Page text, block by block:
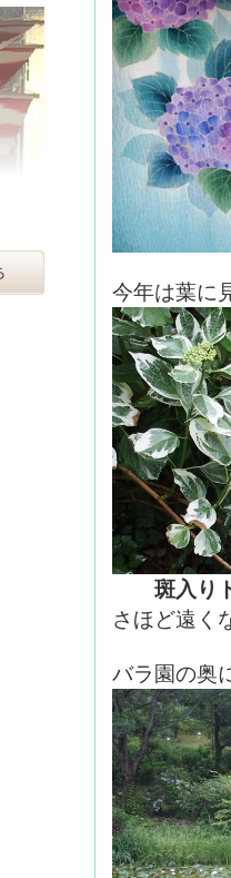
今年は葉に
斑入り
さほど遠く
バラ園の奥